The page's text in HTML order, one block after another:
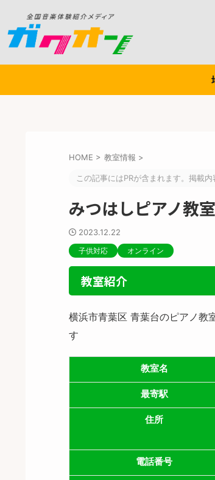
HOME > 教室情報 >
この記事にはPRが含まれます。掲載
みつはしピアノ教室
2023.12.22
子供対応 オンライン
教室紹介
横浜市青葉区 青葉台のピアノ教
す
教室名
最寄駅
住所
電話番号